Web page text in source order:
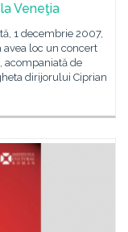
Veneţia
1 decembrie 2007,
avea loc un concert
acompaniată de
dirijorului Ciprian